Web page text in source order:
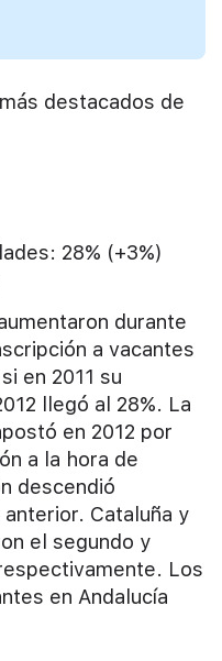
destacados de
28% (+3%)
durante
a vacantes
en 2011 su
llegó al 28%. La
en 2012 por
a la hora de
descendió
Cataluña y
el segundo y
Los
en Andalucía